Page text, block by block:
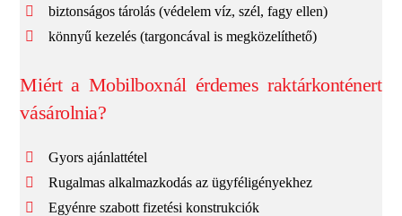
biztonságos tárolás (védelem víz, szél, fagy ellen)
könnyű kezelés (targoncával is megközelíthető)
Miért a Mobilboxnál érdemes raktárkonténert
vásárolnia?
Gyors ajánlattétel
Rugalmas alkalmazkodás az ügyféligényekhez
Egyénre szabott fizetési konstrukciók